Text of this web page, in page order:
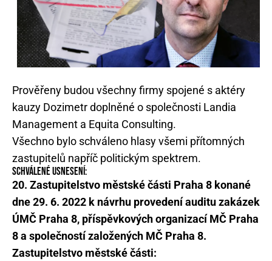
Prověřeny budou všechny firmy spojené s aktéry
kauzy Dozimetr doplněné o společnosti Landia
Management a Equita Consulting.
Všechno bylo schváleno hlasy všemi přítomných
zastupitelů napříč politickým spektrem.
SCHVÁLENÉ USNESENÍ:
20. Zastupitelstvo městské části Praha 8 konané
dne 29. 6. 2022 k návrhu provedení auditu zakázek
ÚMČ Praha 8, příspěvkových organizací MČ Praha
8 a společností založených MČ Praha 8.
Zastupitelstvo městské části: